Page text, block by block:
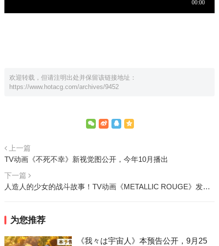
欢迎转载，但请注明出处并保留该链接地址：
https://www.hotacg.com/archives/9452
上一篇
TV动画《不死不幸》新视觉图公开，今年10月播出
下一篇
人造人的少女的战斗故事！TV动画《METALLIC ROUGE》发表，明年1月播出
为您推荐
《我々は宇宙人》本预告公开，9月25